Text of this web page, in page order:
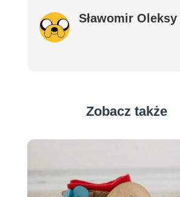
Sławomir Oleksy
Zobacz także